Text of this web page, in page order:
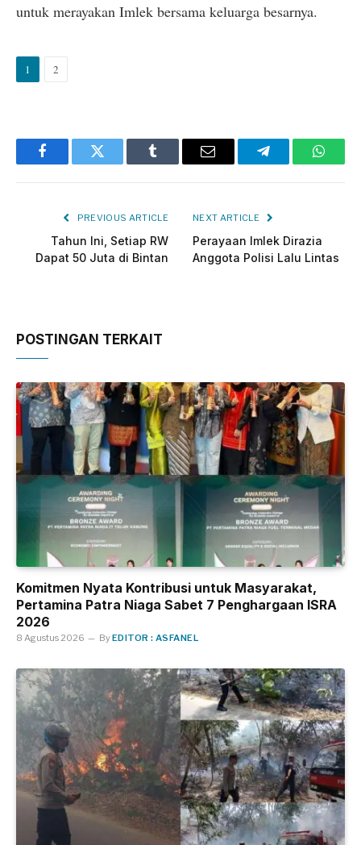
untuk merayakan Imlek bersama keluarga besarnya.
1 2
FacebookTwitter Tumblr Email Telegram
PREVIOUS ARTICLE
Tahun Ini, Setiap RW
Dapat 50 Juta di Bintan
NEXT ARTICLE
Perayaan Imlek Dirazia
Anggota Polisi Lalu Lintas
POSTINGAN TERKAIT
Komitmen Nyata Kontribusi untuk Masyarakat,
Pertamina Patra Niaga Sabet 7 Penghargaan ISRA
2026
8 Agustus 2026 ByEDITOR : ASFANEL